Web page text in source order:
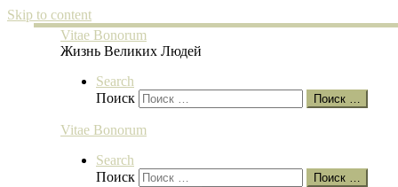
Skip to content
Vitae Bonorum
Жизнь Великих Людей
Search
Поиск
Поиск …
Vitae Bonorum
Search
Поиск
Поиск …